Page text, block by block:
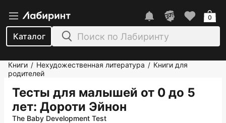
Каталог
0
Книги / Нехудожественная литература / Книги для
родителей
Тесты для малышей от 0 до 5
лет: Дороти Эйнон
The Baby Development Test